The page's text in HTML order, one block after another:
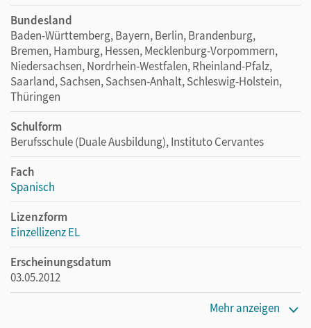
Bundesland
Baden-Württemberg, Bayern, Berlin, Brandenburg,
Bremen, Hamburg, Hessen, Mecklenburg-Vorpommern,
Niedersachsen, Nordrhein-Westfalen, Rheinland-Pfalz,
Saarland, Sachsen, Sachsen-Anhalt, Schleswig-Holstein,
Thüringen
Schulform
Berufsschule (Duale Ausbildung), Instituto Cervantes
Fach
Spanisch
Lizenzform
Einzellizenz EL
Erscheinungsdatum
03.05.2012
Mehr anzeigen